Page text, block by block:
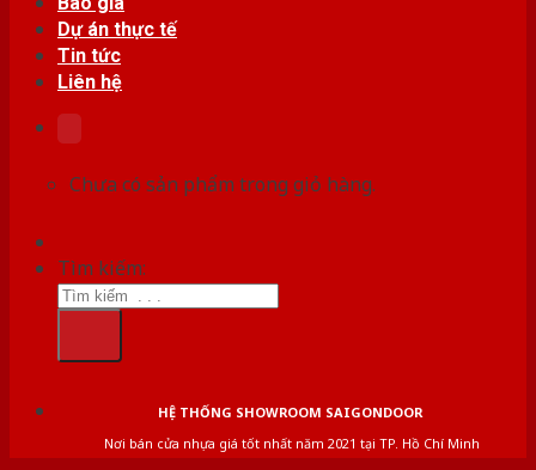
Dự án thực tế
Tin tức
Liên hệ
Chưa có sản phẩm trong giỏ hàng.
Tìm kiếm:
HỆ THỐNG SHOWROOM SAIGONDOOR
Nơi bán cửa nhựa giá tốt nhất năm 2021 tại TP. Hồ Chí Minh